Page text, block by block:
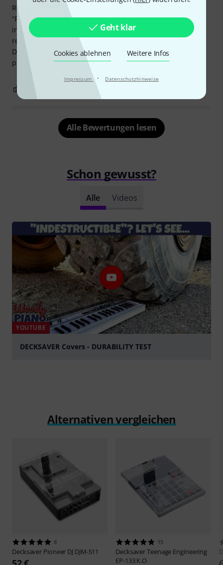
Geht klar
Cookies ablehnen Weitere Infos
Impressum · Datenschutzhinweise
Review:
“Roland SPD-SX PRO is a professional 9-pad sampling
instrument with excellent build quality and highly
responsive pads, perfect for live and studio use. The
Decksaver cover fits perfectly and provides strong
protection against dust and accidental damage.”
BEWERTUNG MELDEN
Alle Bewertungen lesen
Schon gewusst?
Alle Videos
YOUTUBE
DECKSAVER Covers - DURABILITY TEST
Alternativen vergleichen
8
Decksaver Pioneer DJ DJM-S11
15
DecksaverTeenage Engineering
EP-133 K.O